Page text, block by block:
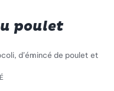
poulet
d’émincé de poulet et